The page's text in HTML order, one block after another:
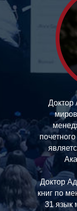
Доктор
Доктор
книг по
31 язык